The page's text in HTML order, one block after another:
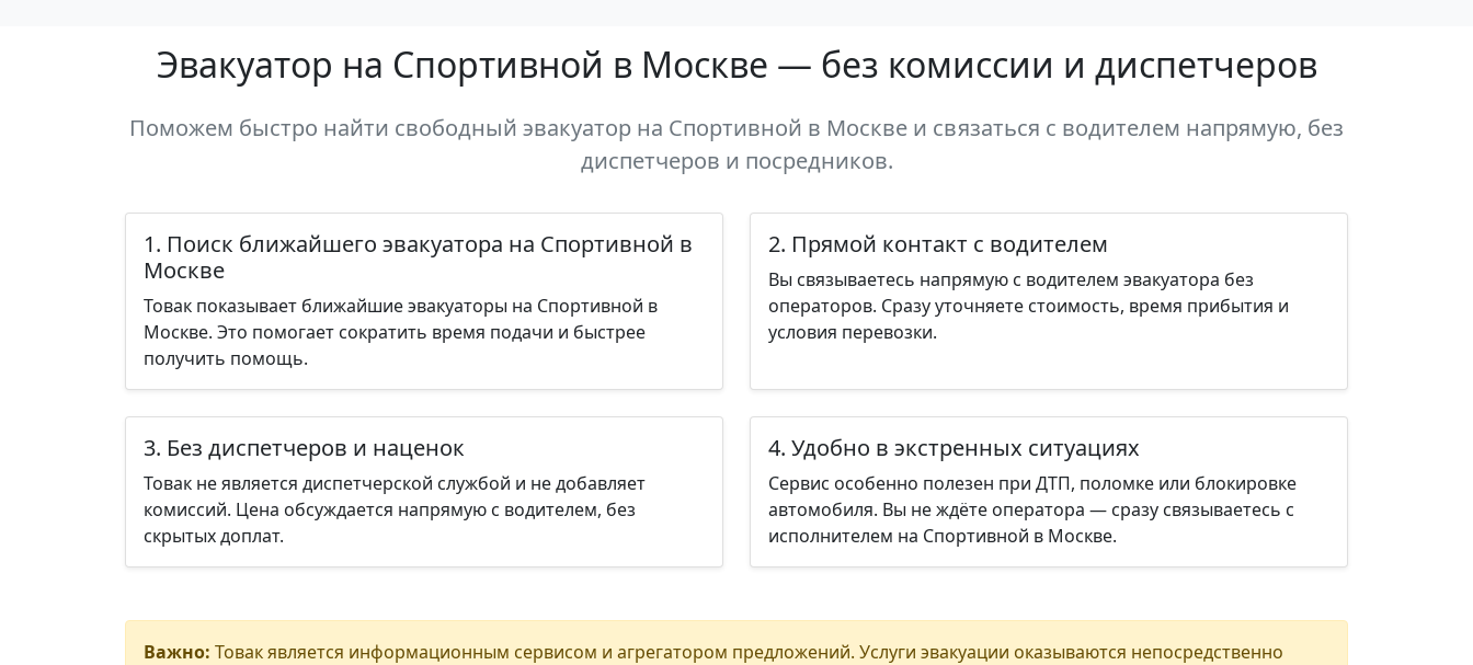
Эвакуатор на Спортивной в Москве — без комиссии и диспетчеров
Поможем быстро найти свободный эвакуатор на Спортивной в Москве и связаться с водителем напрямую, без
диспетчеров и посредников.
1. Поиск ближайшего эвакуатора на Спортивной в
Москве
Товак показывает ближайшие эвакуаторы на Спортивной в
Москве. Это помогает сократить время подачи и быстрее
получить помощь.
2. Прямой контакт с водителем
Вы связываетесь напрямую с водителем эвакуатора без
операторов. Сразу уточняете стоимость, время прибытия и
условия перевозки.
3. Без диспетчеров и наценок
Товак не является диспетчерской службой и не добавляет
комиссий. Цена обсуждается напрямую с водителем, без
скрытых доплат.
4. Удобно в экстренных ситуациях
Сервис особенно полезен при ДТП, поломке или блокировке
автомобиля. Вы не ждёте оператора — сразу связываетесь с
исполнителем на Спортивной в Москве.
Важно: Товак является информационным сервисом и агрегатором предложений. Услуги эвакуации оказываются непосредственно